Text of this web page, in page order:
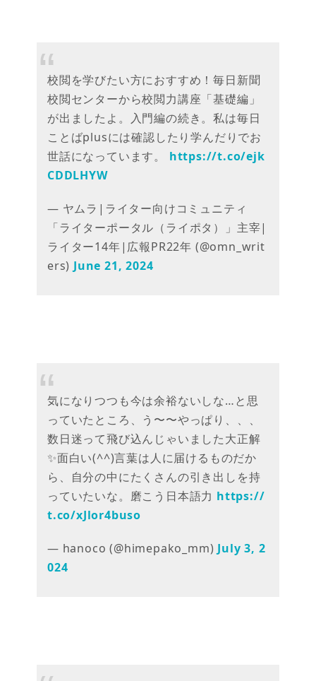
校閲を学びたい方におすすめ！毎日新聞
校閲センターから校閲力講座「基礎編」
が出ましたよ。入門編の続き。私は毎日
ことばplusには確認したり学んだりでお
世話になっています。 https://t.co/ejk
CDDLHYW
— ヤムラ|ライター向けコミュニティ
「ライターポータル（ライポタ）」主宰|
ライター14年|広報PR22年 (@omn_writ
ers) June 21, 2024
気になりつつも今は余裕ないしな…と思
っていたところ、う〜〜やっぱり、、、
数日迷って飛び込んじゃいました大正解
✨面白い(^^)言葉は人に届けるものだか
ら、自分の中にたくさんの引き出しを持
っていたいな。磨こう日本語力 https://
t.co/xJlor4buso
— hanoco (@himepako_mm) July 3, 2
024